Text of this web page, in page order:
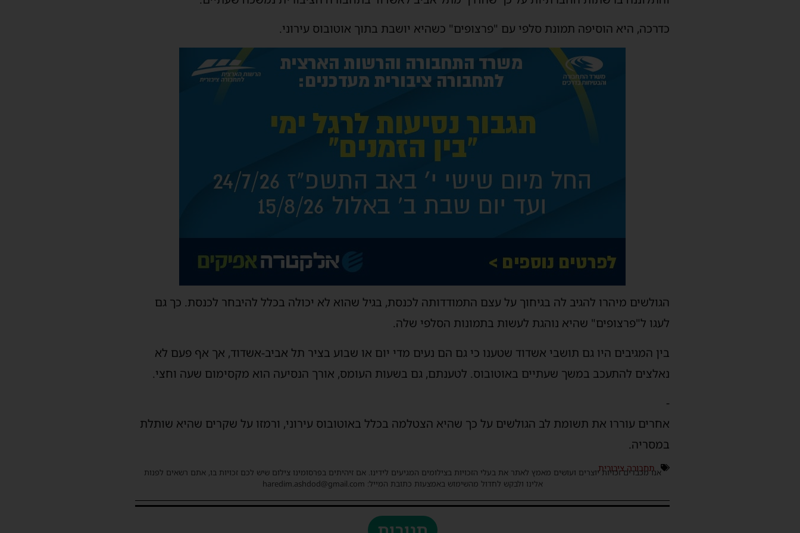
כדרכה, היא הוסיפה תמונת סלפי עם "פרצופים" כשהיא יושבת בתוך אוטובוס עירוני.
הגולשים מיהרו להגיב לה בגיחוך על עצם התמודדותה לכנסת, בגיל שהוא לא יכולה בכלל להיבחר לכנסת. כך גם
לעגו ל"פרצופים" שהיא נוהגת לעשות בתמונות הסלפי שלה.
בין המגיבים היו גם תושבי אשדוד שטענו כי גם הם נעים מדי יום או שבוע בציר תל אביב-אשדוד, אך אף פעם לא
נאלצים להתעכב במשך שעתיים באוטובוס. לטענתם, גם בשעות העומס, אורך הנסיעה הוא מקסימום שעה וחצי.
-
אחרים עוררו את תשומת לב הגולשים על כך שהיא הצטלמה בכלל באוטובוס עירוני, ורמזו על שקרים שהיא שותלת
במסריה.
תחבורה ציבורית
אנו מכבדים זכויות יוצרים ועושים מאמץ לאתר את בעלי הזכויות בצילומים המגיעים לידינו. אם זיהיתים בפרסומינו צילום שיש לכם זכויות בו, אתם רשאים לפנות
אלינו ולבקש לחדול מהשימוש באמצעות כתובת המייל: haredim.ashdod@gmail.com